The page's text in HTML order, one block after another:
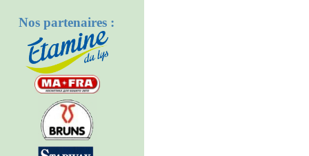
Nos partenaires :